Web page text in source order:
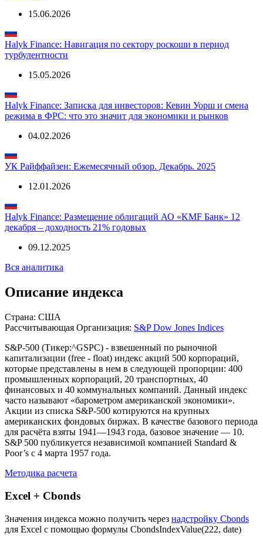
15.06.2026
Halyk Finance: Навигация по сектору роскоши в период
турбулентности
15.05.2026
Halyk Finance: Записка для инвесторов: Кевин Уорш и смена
режима в ФРС: что это значит для экономики и рынков
04.02.2026
УК Райффайзен: Ежемесячный обзор. Декабрь. 2025
12.01.2026
Halyk Finance: Размещение облигаций АО «KMF Банк» 12
декабря – доходность 21% годовых
09.12.2025
Вся аналитика
Описание индекса
Страна: США
Рассчитывающая Организация: S&P Dow Jones Indices
S&P-500 (Тикер:^GSPC) - взвешенный по рыночной
капитализации (free - float) индекс акций 500 корпораций,
которые представлены в нем в следующей пропорции: 400
промышленных корпораций, 20 транспортных, 40
финансовых и 40 коммунальных компаний. Данный индекс
часто называют «барометром американской экономики».
Акции из списка S&P-500 котируются на крупных
американских фондовых биржах. В качестве базового периода
для расчёта взяты 1941—1943 года, базовое значение — 10.
S&P 500 публикуется независимой компанией Standard &
Poor’s с 4 марта 1957 года.
Методика расчета
Excel + Cbonds
Значения индекса можно получить через надстройку Cbonds
для Excel с помощью формулы CbondsIndexValue(222, date)